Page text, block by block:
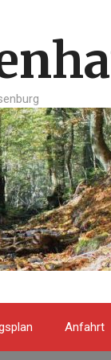
Anfahrt